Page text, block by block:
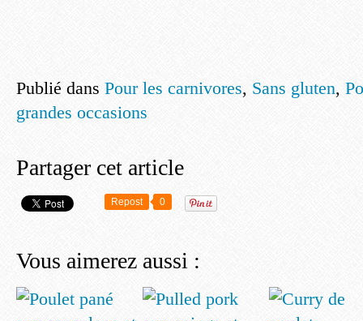
Publié dans Pour les carnivores, Sans gluten,
grandes occasions
Partager cet article
Repost 0
Vous aimerez aussi :